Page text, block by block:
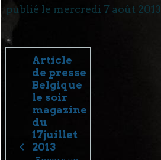
publié le mercredi 7 août 2013
Article
de presse
Belgique
le soir
magazine
du
17juillet
2013